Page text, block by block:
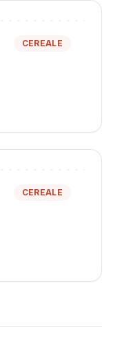
CEREALE
CEREALE